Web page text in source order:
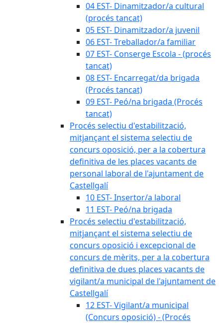
04 EST- Dinamitzador/a cultural
(procés tancat)
05 EST- Dinamitzador/a juvenil
06 EST- Treballador/a familiar
07 EST- Conserge Escola - (procés
tancat)
08 EST- Encarregat/da brigada
(Procés tancat)
09 EST- Peó/na brigada (Procés
tancat)
Procés selectiu d'estabilització,
mitjançant el sistema selectiu de
concurs oposició, per a la cobertura
definitiva de les places vacants de
personal laboral de l'ajuntament de
Castellgalí
10 EST- Insertor/a laboral
11 EST- Peó/na brigada
Procés selectiu d'estabilització,
mitjançant el sistema selectiu de
concurs oposició i excepcional de
concurs de mèrits, per a la cobertura
definitiva de dues places vacants de
vigilant/a municipal de l'ajuntament de
Castellgalí
12 EST- Vigilant/a municipal
(Concurs oposició) - (Procés